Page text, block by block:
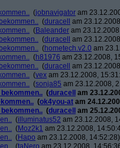
(jobnavigator am
(duracell
am
(Baleander am
(duracell
am
(hometech.v2.0 am
(h81976 am 23.12.2008,
(duracell
am
(vex am 23.12.2008,
(sonja85 am 23.12.2008,
bekommen.. (duracell
am
(ok4you-at am
bekommen.. (duracell
am
(illuminatus52 am 23.12.2008,
(Moz2k1 am 23.12.2008,
(Hapo am 23.12.2008, 14:52:28)
(taNero am 23.12.2008,